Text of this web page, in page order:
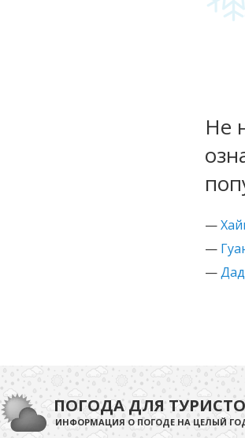
Не
—
—
—
ПОГОДА ДЛЯ
ИНФОРМАЦИЯ О ПОГОДЕ НА ЦЕЛЫЙ